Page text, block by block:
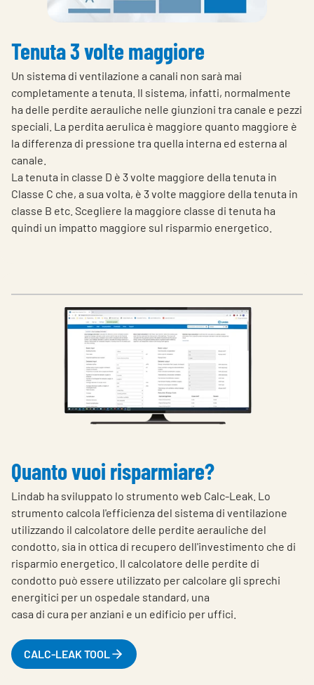
Tenuta 3 volte maggiore
Un sistema di ventilazione a canali non sarà mai
completamente a tenuta. Il sistema, infatti, normalmente
ha delle perdite aerauliche nelle giunzioni tra canale e pezzi
speciali. La perdita aerulica è maggiore quanto maggiore è
la differenza di pressione tra quella interna ed esterna al
canale.
La tenuta in classe D è 3 volte maggiore della tenuta in
Classe C che, a sua volta, è 3 volte maggiore della tenuta in
classe B etc. Scegliere la maggiore classe di tenuta ha
quindi un impatto maggiore sul risparmio energetico.
Quanto vuoi risparmiare?
Lindab ha sviluppato lo strumento web Calc-Leak. Lo
strumento calcola l'efficienza del sistema di ventilazione
utilizzando il calcolatore delle perdite aerauliche del
condotto, sia in ottica di recupero dell'investimento che di
risparmio energetico. Il calcolatore delle perdite di
condotto può essere utilizzato per calcolare gli sprechi
energitici per un ospedale standard, una
casa di cura per anziani e un edificio per uffici.
CALC-LEAK TOOL